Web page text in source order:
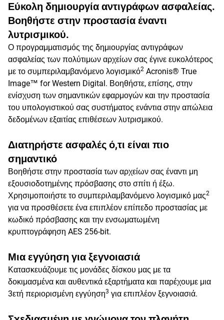
Εύκολη δημιουργία αντιγράφων ασφαλείας.
Βοηθήστε στην προστασία έναντι
λυτρισμικού.
Ο προγραμματισμός της δημιουργίας αντιγράφων
ασφαλείας των πολύτιμων αρχείων σας έγινε ευκολότερος
με το συμπεριλαμβανόμενο λογισμικό2 Acronis® True
Image™ for Western Digital. Βοηθήστε, επίσης, στην
ενίσχυση των σημαντικών εφαρμογών και την προστασία
του υπολογιστικού σας συστήματος ενάντια στην απώλεια
δεδομένων εξαιτίας επιθέσεων λυτρισμικού.
Διατηρήστε ασφαλές ό,τι είναι πιο
σημαντικό
Βοηθήστε στην προστασία των αρχείων σας έναντι μη
εξουσιοδοτημένης πρόσβασης στο σπίτι ή έξω.
Χρησιμοποιήστε το συμπεριλαμβανόμενο λογισμικό μας2
για να προσθέσετε ένα επιπλέον επίπεδο προστασίας με
κωδικό πρόσβασης και την ενσωματωμένη
κρυπτογράφηση AES 256-bit.
Μια εγγύηση για ξεγνοιασιά
Κατασκευάζουμε τις μονάδες δίσκου μας με τα
δοκιμασμένα και αυθεντικά εξαρτήματα και παρέχουμε μια
3ετή περιορισμένη εγγύηση3 για επιπλέον ξεγνοιασιά.